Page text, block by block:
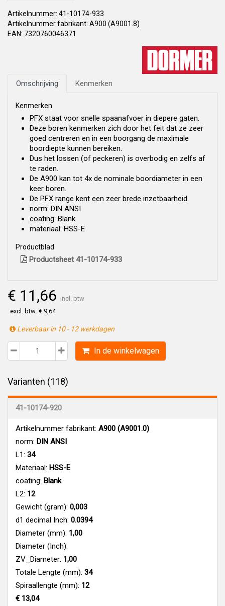
Artikelnummer: 41-10174-933
Artikelnummer fabrikant: A900 (A9001.8)
EAN: 7320760046371
Omschrijving Kenmerken
Kenmerken
PFX staat voor snelle spaanafvoer in diepere gaten.
Deze boren kenmerken zich door het feit dat ze zeer
goed centreren en in een boorgang de maximale
boordiepte kunnen bereiken.
Dus het lossen (of peckeren) is overbodig en zelfs af
te raden.
De A900 kan tot 4x de nominale boordiameter in een
keer boren.
De PFX range kent een zeer brede inzetbaarheid.
norm: DIN ANSI
coating: Blank
materiaal: HSS-E
Productblad
Productsheet 41-10174-933
€ 11,66 incl. btw
excl. btw: € 9,64
Leverbaar in 10 - 12 werkdagen
In de winkelwagen
Varianten (118)
41-10174-920
Artikelnummer fabrikant: A900 (A9001.0)
norm: DIN ANSI
L1: 34
Materiaal: HSS-E
coating: Blank
L2: 12
Gewicht (gram): 0,003
d1 decimal Inch: 0.0394
Diameter (mm): 1,00
Diameter (Inch):
ZV_Diameter: 1,00
Totale Lengte (mm): 34
Spiraallengte (mm): 12
€ 13,04